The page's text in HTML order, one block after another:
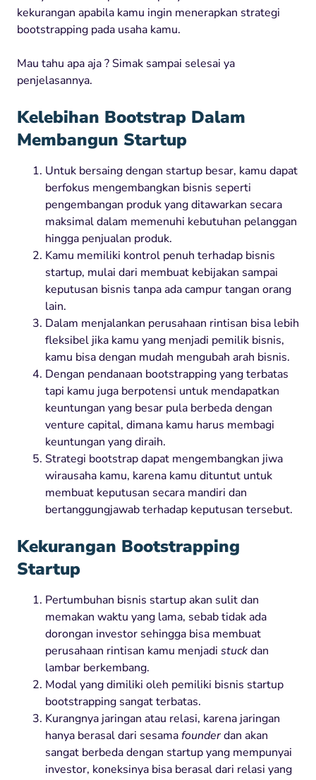
kekurangan apabila kamu ingin menerapkan strategi
bootstrapping pada usaha kamu.
Mau tahu apa aja ? Simak sampai selesai ya
penjelasannya.
Kelebihan Bootstrap Dalam
Membangun Startup
Untuk bersaing dengan startup besar, kamu dapat
berfokus mengembangkan bisnis seperti
pengembangan produk yang ditawarkan secara
maksimal dalam memenuhi kebutuhan pelanggan
hingga penjualan produk.
Kamu memiliki kontrol penuh terhadap bisnis
startup, mulai dari membuat kebijakan sampai
keputusan bisnis tanpa ada campur tangan orang
lain.
Dalam menjalankan perusahaan rintisan bisa lebih
fleksibel jika kamu yang menjadi pemilik bisnis,
kamu bisa dengan mudah mengubah arah bisnis.
Dengan pendanaan bootstrapping yang terbatas
tapi kamu juga berpotensi untuk mendapatkan
keuntungan yang besar pula berbeda dengan
venture capital, dimana kamu harus membagi
keuntungan yang diraih.
Strategi bootstrap dapat mengembangkan jiwa
wirausaha kamu, karena kamu dituntut untuk
membuat keputusan secara mandiri dan
bertanggungjawab terhadap keputusan tersebut.
Kekurangan Bootstrapping
Startup
Pertumbuhan bisnis startup akan sulit dan
memakan waktu yang lama, sebab tidak ada
dorongan investor sehingga bisa membuat
perusahaan rintisan kamu menjadi stuckdan
lambar berkembang.
Modal yang dimiliki oleh pemiliki bisnis startup
bootstrapping sangat terbatas.
Kurangnya jaringan atau relasi, karena jaringan
hanya berasal dari sesamafounderdan akan
sangat berbeda dengan startup yang mempunyai
investor, koneksinya bisa berasal dari relasi yang